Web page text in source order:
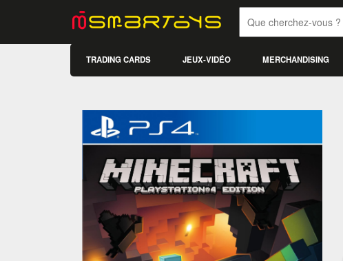
TRADING CARDS JEUX-VIDÉO MERCHANDISING